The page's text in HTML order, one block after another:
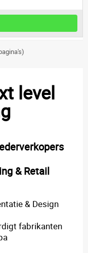
level
& Retail
& Design
fabrikanten